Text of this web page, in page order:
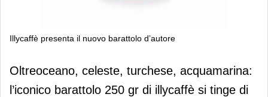
Illycaffè presenta il nuovo barattolo d’autore
Illycaffè presenta il nuovo barattolo
d’autore
Oltreoceano, celeste, turchese, acquamarina:
l’iconico barattolo 250 gr di illycaffè si tinge di